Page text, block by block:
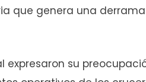
que genera una
expresaron su